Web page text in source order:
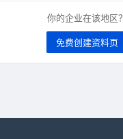
你的企业在该地区？
免费创建资料页